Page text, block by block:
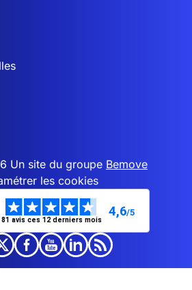
Un site du groupe Bemove
les cookies
81 avis ces 12 derniers mois
4,6/5